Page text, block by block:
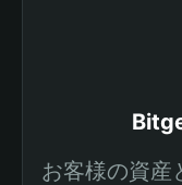
お客様の資産